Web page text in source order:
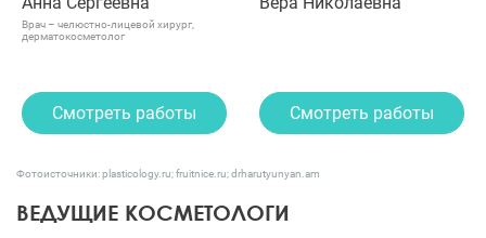
Врач – челюстно-лицевой хирург,
дерматокосметолог
Смотреть работы Смотреть работы
Фотоисточники: plasticology.ru; fruitnice.ru; drharutyunyan.am
ВЕДУЩИЕ КОСМЕТОЛОГИ